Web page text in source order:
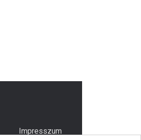
Impresszum